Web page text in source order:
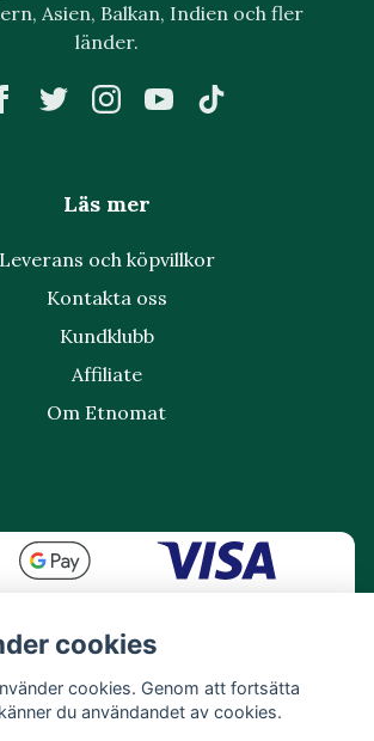
Asien, Balkan, Indien och fler
länder.
Läs mer
Leverans och köpvillkor
Kontakta oss
Kundklubb
Affiliate
Om Etnomat
cookies
cookies. Genom att fortsätta
du användandet av cookies.